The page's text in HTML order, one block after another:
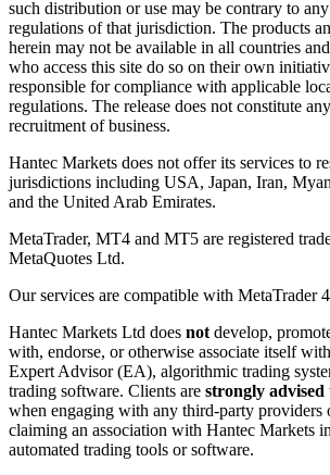
such distribution or use may be contrary to
regulations of that jurisdiction. The products
herein may not be available in all countries
who access this site do so on their own
responsible for compliance with applicable
regulations. The release does not constitute
recruitment of business.
Hantec Markets does not offer its services to
jurisdictions including USA, Japan, Iran,
and the United Arab Emirates.
MetaTrader, MT4 and MT5 are registered
MetaQuotes Ltd.
Our services are compatible with MetaTrader
Hantec Markets Ltd does not develop,
with, endorse, or otherwise associate itself
Expert Advisor (EA), algorithmic trading
trading software. Clients are strongly advised
when engaging with any third-party providers
claiming an association with Hantec Markets
automated trading tools or software.